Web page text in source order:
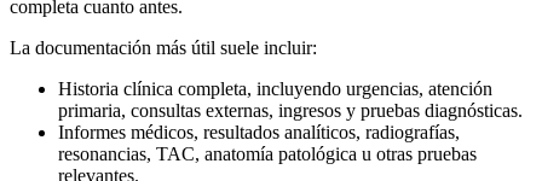
completa cuanto antes.
La documentación más útil suele incluir:
Historia clínica completa, incluyendo urgencias, atención
primaria, consultas externas, ingresos y pruebas diagnósticas.
Informes médicos, resultados analíticos, radiografías,
resonancias, TAC, anatomía patológica u otras pruebas
relevantes.